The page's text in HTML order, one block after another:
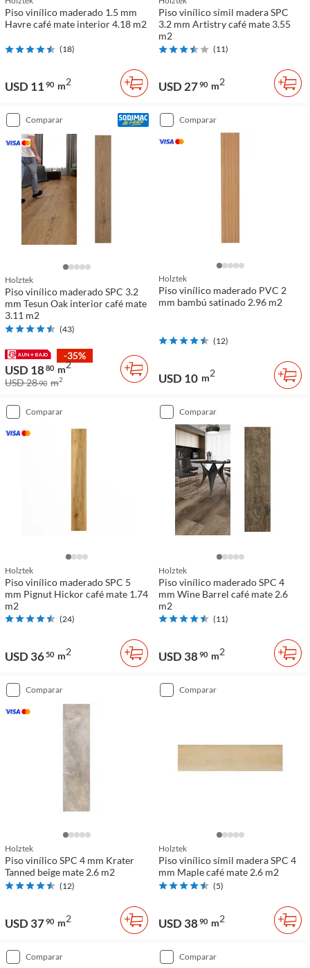
Piso vinílico maderado 1.5 mm
Havre café mate interior 4.18 m2
(18)
USD 11 90 m2
Piso vinílico símil madera SPC
3.2 mm Artistry café mate 3.55
m2
(11)
USD 2790 m2
comparar
Holztek
Piso vinílico maderado SPC 3.2
mm Tesun Oak interior café mate
3.11 m2
(43)
-35%
USD 1880 m2
USD 2890 m2
comparar
Holztek
Piso vinílico maderado PVC 2
mm bambú satinado 2.96 m2
(12)
USD 10 m2
comparar
Holztek
Piso vinílico maderado SPC 5
mm Pignut Hickor café mate 1.74
m2
(24)
USD 3650 m2
comparar
Holztek
Piso vinílico maderado SPC 4
mm Wine Barrel café mate 2.6
m2
(11)
USD 3890 m2
comparar
Holztek
Piso vinílico SPC 4 mm Krater
Tanned beige mate 2.6 m2
(12)
USD 3790 m2
comparar
Holztek
Piso vinílico símil madera SPC 4
mm Maple café mate 2.6 m2
(5)
USD 3890 m2
comparar comparar